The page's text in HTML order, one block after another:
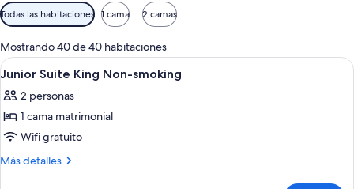
Filtros
disponibles
para
las
habitaciones
Todas las habitaciones 1 cama 2 camas
Mostrando 40 de 40 habitaciones
Abrir
todas
las
fotos
de
Junior
Habitación de hotel con una cama
1
Junior Suite King Non-smoking
2 personas
1 cama matrimonial
Wifi gratuito
Más detalles
Más